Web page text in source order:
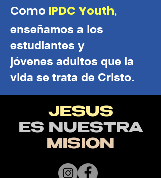
Como IPDC Youth,
enseñamos a los
estudiantes y
jóvenes adultos que la
vida se trata de Cristo.
JESUS
ES NUESTRA
MISION